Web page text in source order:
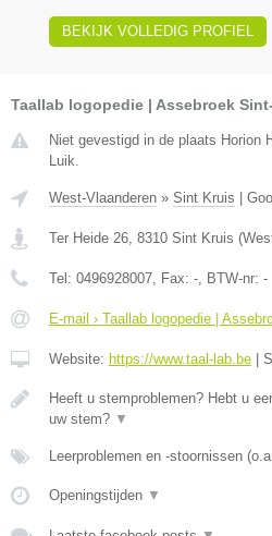
BEKIJK VOLLEDIG PROFIEL
Taallab logopedie | Assebroek
Niet gevestigd in de plaats Horion
Luik.
West-Vlaanderen » Sint Kruis |
Ter Heide 26 8310 Sint Kruis (
Tel: 0496928007 , Fax: - , BTW-nr: -
E-mail › Taallab logopedie |
Website: https://www.taal-lab.be |
Heeft u stemproblemen? Hebt u
uw stem? ▼
Leerproblemen en -stoornissen
Openingstijden ▼